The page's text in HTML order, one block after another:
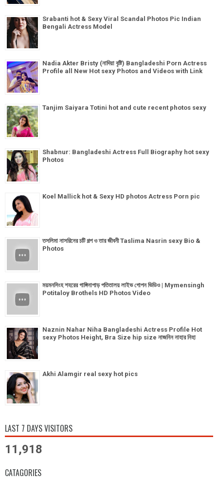
Srabanti hot & Sexy Viral Scandal Photos Pic Indian
Bengali Actress Model
Nadia Akter Bristy (নাদিয়া বৃষ্টি) Bangladeshi Porn Actress
Profile all New Hot sexy Photos and Videos with Link
Tanjim Saiyara Totini hot and cute recent photos sexy
Shabnur: Bangladeshi Actress Full Biography hot sexy
Photos
Koel Mallick hot & Sexy HD photos Actress Porn pic
তসলিমা নাসরিনের চটি গল্প ও তার জীবনী Taslima Nasrin sexy Bio &
Photos
ময়মনসিংহ শহরের গাঙ্গিনাপাড় পতিতালয় লাইভ গোপন ভিডিও | Mymensingh
Potitaloy Brothels HD Photos Video
Naznin Nahar Niha Bangladeshi Actress Profile Hot
sexy Photos Height, Bra Size hip size নাজনিন নাহার নিহা
Akhi Alamgir real sexy hot pics
LAST 7 DAYS VISITORS
11,918
CATAGORIES